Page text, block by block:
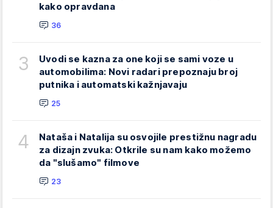
kako opravdana
36
3
Uvodi se kazna za one koji se sami voze u
automobilima: Novi radari prepoznaju broj
putnika i automatski kažnjavaju
25
4
Nataša i Natalija su osvojile prestižnu nagradu
za dizajn zvuka: Otkrile su nam kako možemo
da "slušamo" filmove
23